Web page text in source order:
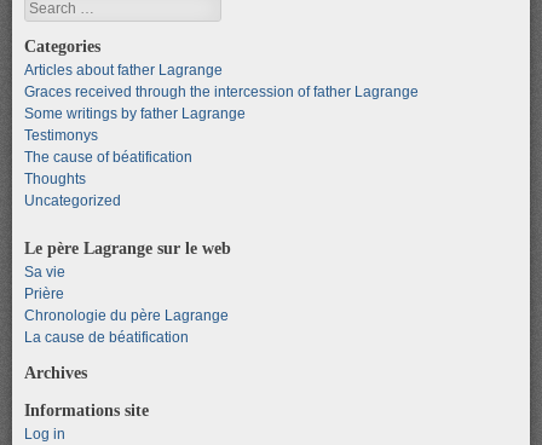
Search
Categories
Articles about father Lagrange
Graces received through the intercession of father Lagrange
Some writings by father Lagrange
Testimonys
The cause of béatification
Thoughts
Uncategorized
Le père Lagrange sur le web
Sa vie
Prière
Chronologie du père Lagrange
La cause de béatification
Archives
Informations site
Log in